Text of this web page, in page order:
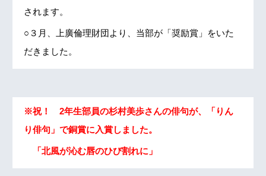
されます。
○３月、上廣倫理財団より、当部が「奨励賞」をいた
だきました。
※祝！ 2年生部員の杉村美歩さんの俳句が、「りん
り俳句」で銅賞に入賞しました。
「北風が沁む唇のひび割れに」